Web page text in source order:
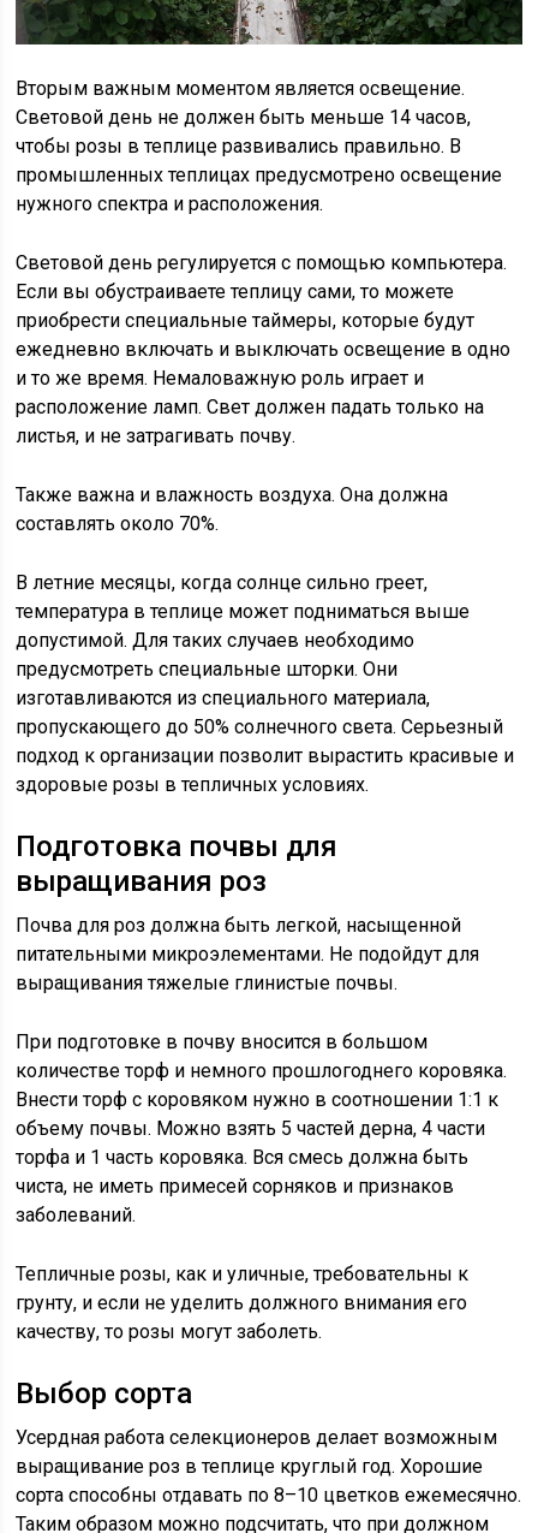
Вторым важным моментом является освещение.
Световой день не должен быть меньше 14 часов,
чтобы розы в теплице развивались правильно. В
промышленных теплицах предусмотрено освещение
нужного спектра и расположения.
Световой день регулируется с помощью компьютера.
Если вы обустраиваете теплицу сами, то можете
приобрести специальные таймеры, которые будут
ежедневно включать и выключать освещение в одно
и то же время. Немаловажную роль играет и
расположение ламп. Свет должен падать только на
листья, и не затрагивать почву.
Также важна и влажность воздуха. Она должна
составлять около 70%.
В летние месяцы, когда солнце сильно греет,
температура в теплице может подниматься выше
допустимой. Для таких случаев необходимо
предусмотреть специальные шторки. Они
изготавливаются из специального материала,
пропускающего до 50% солнечного света. Серьезный
подход к организации позволит вырастить красивые и
здоровые розы в тепличных условиях.
Подготовка почвы для
выращивания роз
Почва для роз должна быть легкой, насыщенной
питательными микроэлементами. Не подойдут для
выращивания тяжелые глинистые почвы.
При подготовке в почву вносится в большом
количестве торф и немного прошлогоднего коровяка.
Внести торф с коровяком нужно в соотношении 1:1 к
объему почвы. Можно взять 5 частей дерна, 4 части
торфа и 1 часть коровяка. Вся смесь должна быть
чиста, не иметь примесей сорняков и признаков
заболеваний.
Тепличные розы, как и уличные, требовательны к
грунту, и если не уделить должного внимания его
качеству, то розы могут заболеть.
Выбор сорта
Усердная работа селекционеров делает возможным
выращивание роз в теплице круглый год. Хорошие
сорта способны отдавать по 8–10 цветков ежемесячно.
Таким образом можно подсчитать, что при должном